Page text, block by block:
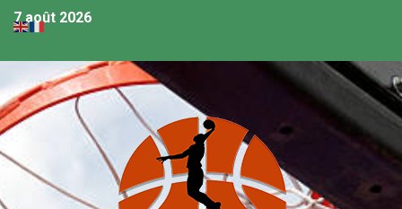
7 août 2026